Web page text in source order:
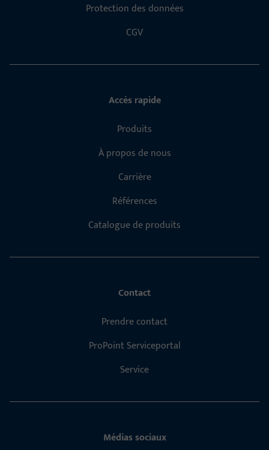
Protection des données
CGV
Accès rapide
Produits
À propos de nous
Carrière
Références
Catalogue de produits
Contact
Prendre contact
ProPoint Serviceportal
Service
Médias sociaux